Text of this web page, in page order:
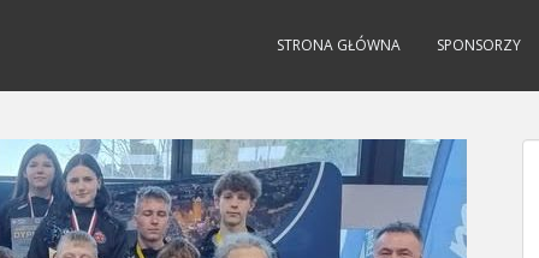
STRONA GŁÓWNA SPONSORZY